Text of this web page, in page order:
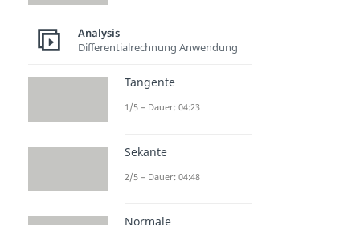
Analysis
Differentialrechnung Anwendung
Tangente
1/5 – Dauer: 04:23
Sekante
2/5 – Dauer: 04:48
Normale